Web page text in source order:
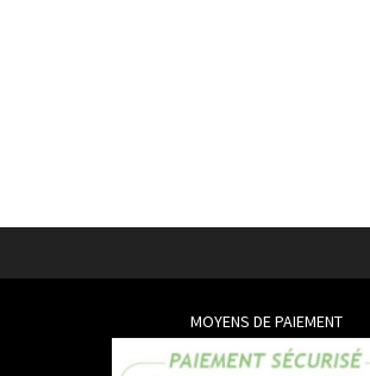
MOYENS DE PAIEMENT